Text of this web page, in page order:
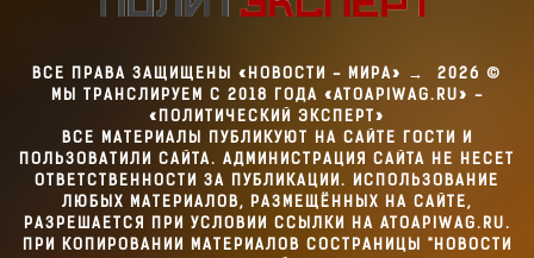
ВСЕ ПРАВА ЗАЩИЩЕНЫ «НОВОСТИ - МИРА» → 2026 ©
МЫ ТРАНСЛИРУЕМ С 2018 ГОДА «ATOAPIWAG.RU» -
«ПОЛИТИЧЕСКИЙ ЭКСПЕРТ»
ВСЕ МАТЕРИАЛЫ ПУБЛИКУЮТ НА САЙТЕ ГОСТИ И
ПОЛЬЗОВАТИЛИ САЙТА. АДМИНИСТРАЦИЯ САЙТА НЕ НЕСЕТ
ОТВЕТСТВЕННОСТИ ЗА ПУБЛИКАЦИИ. ИСПОЛЬЗОВАНИЕ
ЛЮБЫХ МАТЕРИАЛОВ, РАЗМЕЩЁННЫХ НА САЙТЕ,
РАЗРЕШАЕТСЯ ПРИ УСЛОВИИ ССЫЛКИ НА ATOAPIWAG.RU.
ПРИ КОПИРОВАНИИ МАТЕРИАЛОВ СОСТРАНИЦЫ "НОВОСТИ